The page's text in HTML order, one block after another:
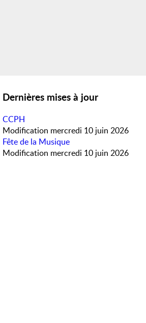
Dernières mises à jour
CCPH
Modification mercredi 10 juin 2026
Fête de la Musique
Modification mercredi 10 juin 2026